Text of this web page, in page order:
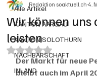
Alle Artikel
KANTON AARGAU
KANTON SOLOTHURN
NACHBARSCHAFT
INLAND
Wir können uns
leisten
Redaktion soaktuell.ch4.
Mit NaN von 5
Der Markt für neue
bleibt auch im April